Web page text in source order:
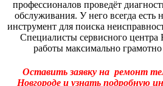
профессионалов проведёт
обслуживания. У него всегда есть
инструмент для поиска
Специалисты сервисного центра
работы максимально
Оставить заявку на ремонт
Новгороде и узнать подробную